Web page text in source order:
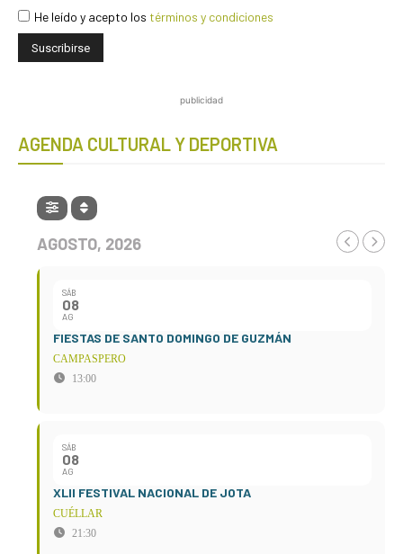
He leído y acepto los términos y condiciones
publicidad
AGENDA CULTURAL Y DEPORTIVA
AGOSTO, 2026
SÁB
08
AG
FIESTAS DE SANTO DOMINGO DE GUZMÁN
CAMPASPERO
13:00
SÁB
08
AG
XLII FESTIVAL NACIONAL DE JOTA
CUÉLLAR
21:30